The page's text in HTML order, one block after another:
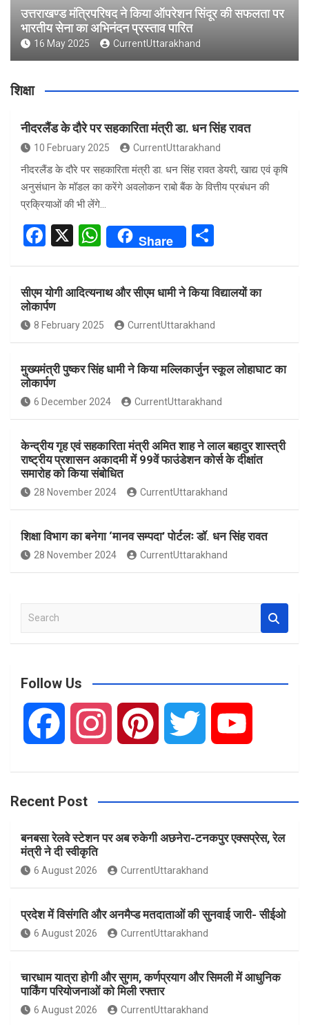
उत्तराखण्ड मंत्रिपरिषद ने किया ऑपरेशन सिंदूर की सफलता पर
भारतीय सेना का अभिनंदन प्रस्ताव पारित
16 May 2025 CurrentUttarakhand
शिक्षा
नीदरलैंड के दौरे पर सहकारिता मंत्री डा. धन सिंह रावत
10 February 2025 CurrentUttarakhand
नीदरलैंड के दौरे पर सहकारिता मंत्री डा. धन सिंह रावत डेयरी, खाद्य एवं कृषि
अनुसंधान के मॉडल का करेंगे अवलोकन राबो बैंक के वित्तीय प्रबंधन की
प्रक्रियाओं की भी लेंगे…
F
ce
b
o
o
k
X
W
s
A
p
p
Share
ar
e
सीएम योगी आदित्यनाथ और सीएम धामी ने किया विद्यालयों का
लोकार्पण
8 February 2025 CurrentUttarakhand
मुख्यमंत्री पुष्कर सिंह धामी ने किया मल्लिकार्जुन स्कूल लोहाघाट का
लोकार्पण
6 December 2024 CurrentUttarakhand
केन्द्रीय गृह एवं सहकारिता मंत्री अमित शाह ने लाल बहादुर शास्त्री
राष्ट्रीय प्रशासन अकादमी में 99वें फाउंडेशन कोर्स के दीक्षांत
समारोह को किया संबोधित
28 November 2024 CurrentUttarakhand
शिक्षा विभाग का बनेगा ‘मानव सम्पदा’ पोर्टलः डॉ. धन सिंह रावत
28 November 2024 CurrentUttarakhand
a
c
Follow Us
c
e
b
o
o
k
s
a
g
r
a
n
e
r
e
s
i
t
e
r
u
T
u
e
Recent Post
बनबसा रेलवे स्टेशन पर अब रुकेगी अछनेरा-टनकपुर एक्सप्रेस, रेल
मंत्री ने दी स्वीकृति
6 August 2026 CurrentUttarakhand
प्रदेश में विसंगति और अनमैप्ड मतदाताओं की सुनवाई जारी- सीईओ
6 August 2026 CurrentUttarakhand
चारधाम यात्रा होगी और सुगम, कर्णप्रयाग और सिमली में आधुनिक
पार्किंग परियोजनाओं को मिली रफ्तार
6 August 2026 CurrentUttarakhand